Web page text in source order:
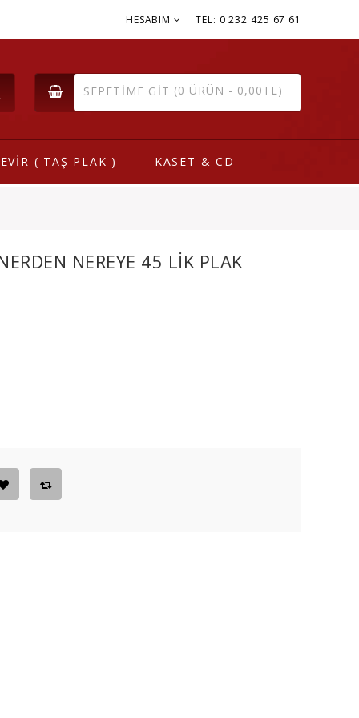
TEL: 0 232 425 67 61
HESABIM
SEPETIME GIT (0 ÜRÜN - 0,00TL)
( TAŞ PLAK ) KASET & CD
NEREYE 45 LIK PLAK